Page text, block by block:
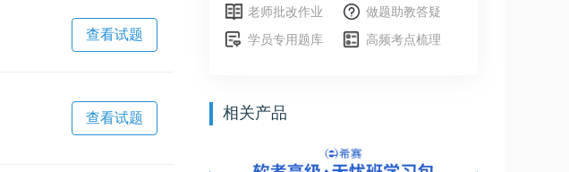
查看试题
查看试题
老师批改作业
做题助教答疑
学员专用题库
高频考点梳理
相关产品